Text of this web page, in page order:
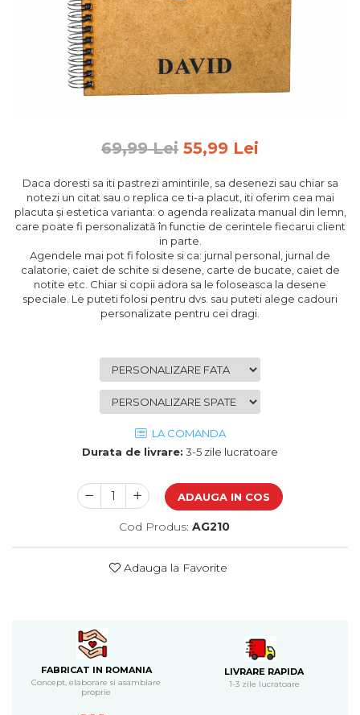
Diplome si Plachete
Felicitari din lemn
Felicitari pentru cei dragi
Camion din lemn
Papioane din lemn
Decoratiuni pentru casa
Genti si portofele barbati din
piele naturala
Cadouri de Paste
Produse personalizate pentru
Cadouri personalizate pentru
Cadouri pentru iubit
Cadouri pentru cea mai buna
Cadouri personalizate pentru nasi
CERCEI ZAMAC
Ateliere - planse cu nisip colorat
69,99 Lei 55,99 Lei
Daca doresti sa iti pastrezi amintirile, sa desenezi sau chiar sa
notezi un citat sau o replica ce ti-a placut, iti oferim cea mai
placuta și estetica varianta: o agenda realizata manual din lemn,
care poate fi personalizată în functie de cerintele fiecarui client
in parte.
Agendele mai pot fi folosite si ca: jurnal personal, jurnal de
calatorie, caiet de schite si desene, carte de bucate, caiet de
notite etc. Chiar si copii adora sa le foloseasca la desene
speciale. Le puteti folosi pentru dvs. sau puteti alege cadouri
personalizate pentru cei dragi.
LA COMANDA
Durata de livrare: 3-5 zile lucratoare
ADAUGA IN COS
Cod Produs: AG210
Adauga la Favorite
FABRICAT IN ROMANIA
Concept, elaborare si asamblare
proprie
LIVRARE RAPIDA
1-3 zile lucratoare